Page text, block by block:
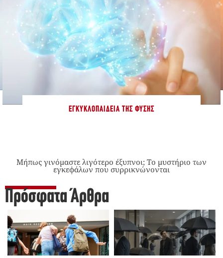
ΕΓΚΥΚΛΟΠΑΊΔΕΙΑ ΤΗΣ ΦΎΣΗΣ
Μήπως γινόμαστε λιγότερο έξυπνοι; Το μυστήριο των
εγκεφάλων που συρρικνώνονται
Πρόσφατα Άρθρα